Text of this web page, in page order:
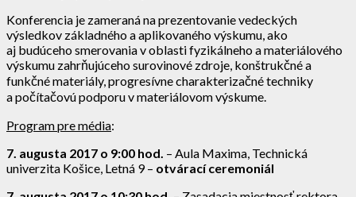
Konferencia je zameraná na prezentovanie vedeckých
výsledkov základného a aplikovaného výskumu, ako
aj budúceho smerovania v oblasti fyzikálneho a materiálového
výskumu zahrňujúceho surovinové zdroje, konštrukčné a
funkčné materiály, progresívne charakterizačné techniky
a počítačovú podporu v materiálovom výskume.
Program pre média:
7. augusta 2017 o 9:00 hod. – Aula Maxima, Technická
univerzita Košice, Letná 9 – otvárací ceremoniál